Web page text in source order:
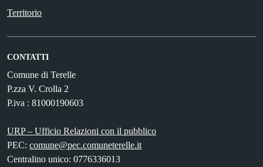
Territorio
CONTATTI
Comune di Terelle
P.zza V. Crolla 2
P.iva : 81000190603
URP – Ufficio Relazioni con il pubblico
PEC: comune@pec.comuneterelle.it
Centralino unico: 0776336013